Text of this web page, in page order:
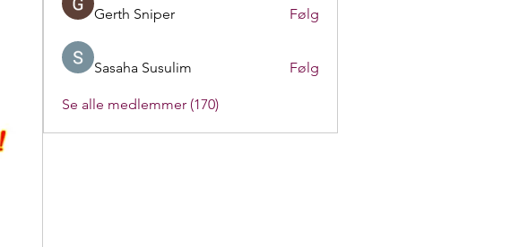
Gerth Sniper Følg
Sasaha Susulim Følg
Se alle medlemmer (170)